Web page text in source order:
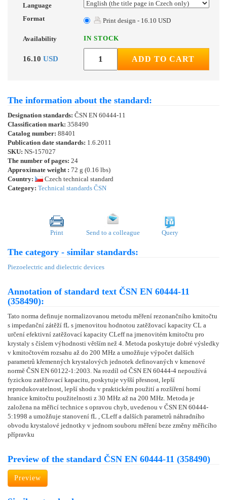
Language
Format
Print design - 16.10 USD
Availability IN STOCK
16.10 USD ADD TO CART
The information about the standard:
Designation standards: ČSN EN 60444-11
Classification mark: 358490
Catalog number: 88401
Publication date standards: 1.6.2011
SKU: NS-157027
The number of pages: 24
Approximate weight : 72 g (0.16 lbs)
Country:
Czech technical standard
Category: Technical standards ČSN
Print Send to a colleague Query
The category - similar standards:
Piezoelectric and dielectric devices
Annotation of standard text ČSN EN 60444-11
(358490):
Tato norma definuje normalizovanou metodu měření rezonančního kmitočtu
s impedanční zátěží fL s jmenovitou hodnotou zatěžovací kapacity CL a
určení efektivní zatěžovací kapacity CLeff na jmenovitém kmitočtu pro
krystaly s číslem výhodnosti větším než 4. Metoda poskytuje dobré výsledky
v kmitočtovém rozsahu až do 200 MHz a umožňuje výpočet dalších
parametrů křemenných krystalových jednotek definovaných v kmenové
normě ČSN EN 60122-1:2003. Na rozdíl od ČSN EN 60444-4 nepoužívá
fyzickou zatěžovací kapacitu, poskytuje vyšší přesnost, lepší
reprodukovatelnost, lepší shodu v praktickém použití a rozšíření horní
hranice kmitočtu použitelnosti z 30 MHz až na 200 MHz. Metoda je
založena na měřicí technice s opravou chyb, uvedenou v ČSN EN 60444-
5:1998 a umožňuje stanovení fL , CLeff a dalších parametrů náhradního
obvodu krystalové jednotky v jednom souboru měření beze změny měřicího
přípravku
Preview of the standard ČSN EN 60444-11 (358490)
Preview